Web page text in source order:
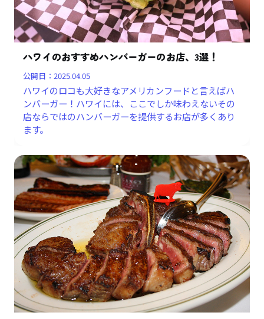
ハワイのおすすめハンバーガーのお店、3選！
公開日：2025.04.05
ハワイのロコも大好きなアメリカンフードと言えばハ
ンバーガー！ハワイには、ここでしか味わえないその
店ならではのハンバーガーを提供するお店が多くあり
ます。